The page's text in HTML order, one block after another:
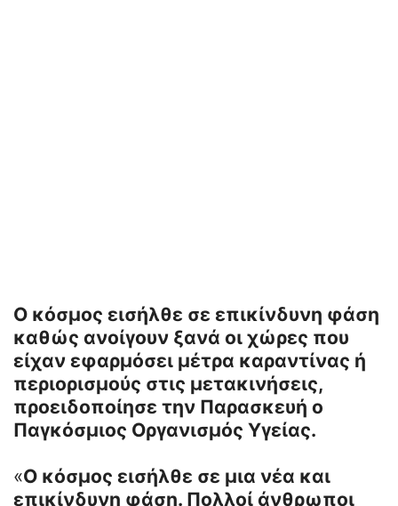
Ο κόσμος εισήλθε σε επικίνδυνη φάση
καθώς ανοίγουν ξανά οι χώρες που
είχαν εφαρμόσει μέτρα καραντίνας ή
περιορισμούς στις μετακινήσεις,
προειδοποίησε την Παρασκευή ο
Παγκόσμιος Οργανισμός Υγείας.
«Ο κόσμος εισήλθε σε μια νέα και
επικίνδυνη φάση. Πολλοί άνθρωποι